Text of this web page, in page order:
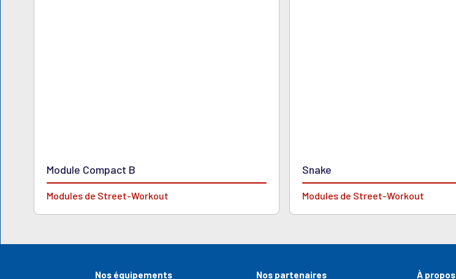
Module Compact B
Modules de Street-Workout
Snake
Modules de Street-Workout
Nos équipements Nos partenaires À propos